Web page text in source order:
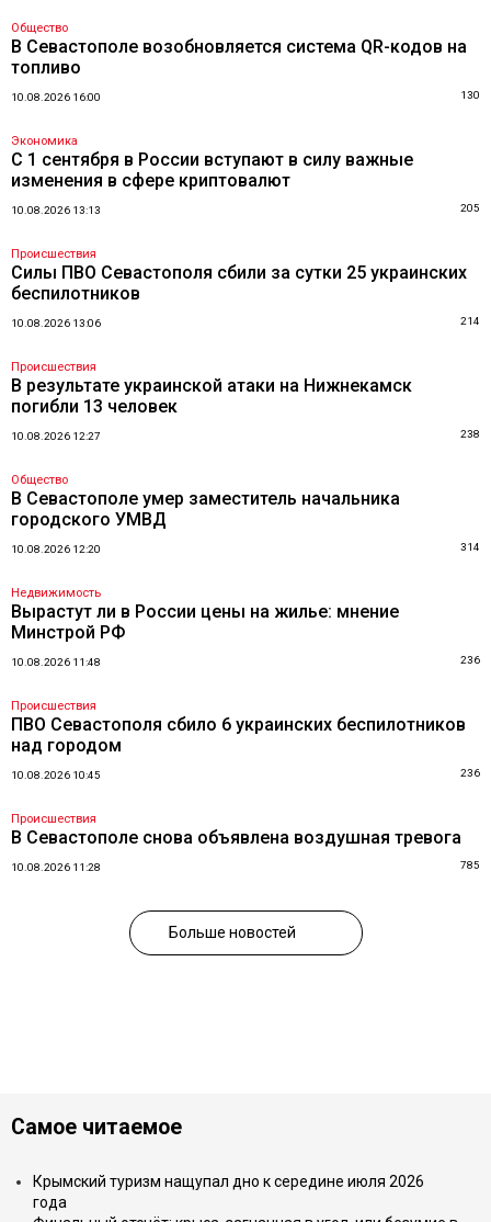
Общество
В Севастополе возобновляется система QR-кодов на
топливо
10.08.2026 16:00 130
Экономика
С 1 сентября в России вступают в силу важные
изменения в сфере криптовалют
10.08.2026 13:13 205
Происшествия
Силы ПВО Севастополя сбили за сутки 25 украинских
беспилотников
10.08.2026 13:06 214
Происшествия
В результате украинской атаки на Нижнекамск
погибли 13 человек
10.08.2026 12:27 238
Общество
В Севастополе умер заместитель начальника
городского УМВД
10.08.2026 12:20 314
Недвижимость
Вырастут ли в России цены на жилье: мнение
Минстрой РФ
10.08.2026 11:48 236
Происшествия
ПВО Севастополя сбило 6 украинских беспилотников
над городом
10.08.2026 10:45 236
Происшествия
В Севастополе снова объявлена воздушная тревога
10.08.2026 11:28 785
Больше новостей
Самое читаемое
Крымский туризм нащупал дно к середине июля 2026
года